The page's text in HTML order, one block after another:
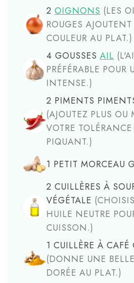
2 OIGNONS (LES
ROUGES
COULEUR AU PLAT.)
4 GOUSSES AIL
PRÉFÉRABLE POUR
INTENSE.)
2 PIMENTS
(AJOUTEZ PLUS
VOTRE
PIQUANT.)
1 PETIT MORCEAU
2 CUILLÈRES À
VÉGÉTALE
HUILE NEUTRE
CUISSON.)
1 CUILLÈRE À CAFÉ
(DONNE UNE
DORÉE AU PLAT.)